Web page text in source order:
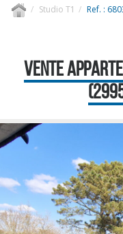
Studio T1 Ref. :
VENTE